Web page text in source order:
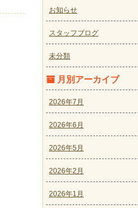
お知らせ
スタッフブログ
未分類
月別アーカイブ
2026年7月
2026年6月
2026年5月
2026年2月
2026年1月